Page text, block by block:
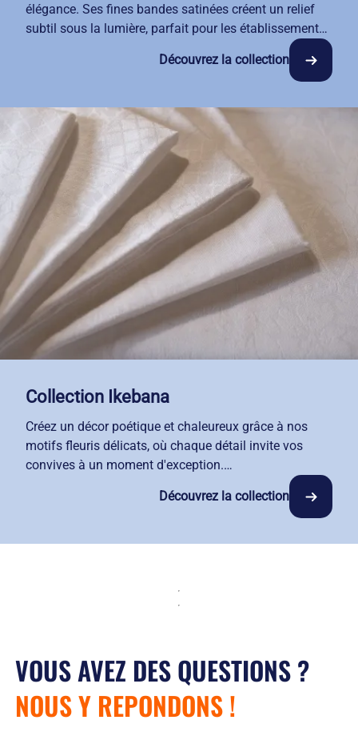
élégance. Ses fines bandes satinées créent un relief
subtil sous la lumière, parfait pour les établissements
qui recherchent sobriété et distinction. Notre collection
Bande Satin s'adapte naturellement à votre
décoration, qu'elle soit classique ou contemporaine.
Avec notre service de location-entretien, vos nappes,
serviettes et napperons restent impeccables semaine
après semaine. Trois coloris modernes vous
permettent d'harmoniser votre décoration selon vos
envies.
Découvrez la collection
Collection Ikebana
Créez un décor poétique et chaleureux grâce à nos
motifs fleuris délicats, où chaque détail invite vos
convives à un moment d'exception.
Composez des tables d'exception grâce à une gamme
complète : nappes, napperons et serviettes s'adaptent
avec précision à toutes vos dimensions de tables.
Issue du savoir-faire des meilleurs tisseurs français,
Découvrez la collection
VOUS AVEZ DES QUESTIONS ?
NOUS Y REPONDONS !